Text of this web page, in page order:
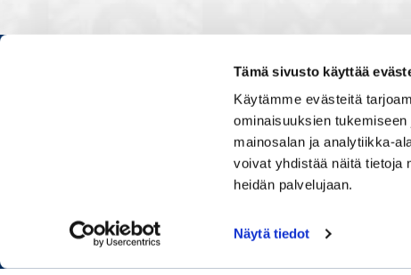
Tämä sivusto käyttää
Käytämme evästeitä
ominaisuuksien
mainosalan ja analytiikka-
voivat yhdistää näitä tietoja
heidän palvelujaan.
Näytä tiedot
luontevasti kollegoidesi
ja vaikutat elinkeinoelämän
muiden yritysjohtajien kanssa.
uskoo tulevaisuuteen, ajattelee
osaamistaan.